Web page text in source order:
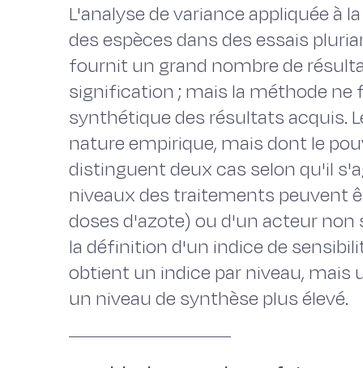
L'analyse de variance appliquée à
des espèces dans des essais
fournit un grand nombre de
signification ; mais la méthode
synthétique des résultats acquis.
nature empirique, mais dont le
distinguent deux cas selon qu'il
niveaux des traitements peuvent
doses d'azote) ou d'un acteur non
la définition d'un indice de
obtient un indice par niveau, mais
un niveau de synthèse plus élevé.